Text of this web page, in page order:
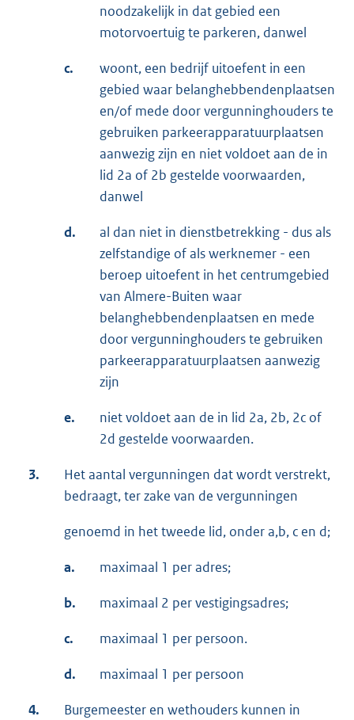
noodzakelijk in dat gebied een
motorvoertuig te parkeren, danwel
c.
woont, een bedrijf uitoefent in een
gebied waar belanghebbendenplaatsen
en/of mede door vergunninghouders te
gebruiken parkeerapparatuurplaatsen
aanwezig zijn en niet voldoet aan de in
lid 2a of 2b gestelde voorwaarden,
danwel
d.
al dan niet in dienstbetrekking - dus als
zelfstandige of als werknemer - een
beroep uitoefent in het centrumgebied
van Almere-Buiten waar
belanghebbendenplaatsen en mede
door vergunninghouders te gebruiken
parkeerapparatuurplaatsen aanwezig
zijn
e.
niet voldoet aan de in lid 2a, 2b, 2c of
2d gestelde voorwaarden.
3.
Het aantal vergunningen dat wordt verstrekt,
bedraagt, ter zake van de vergunningen
genoemd in het tweede lid, onder a,b, c en d;
a. maximaal 1 per adres;
b. maximaal 2 per vestigingsadres;
c. maximaal 1 per persoon.
d. maximaal 1 per persoon
4.
Burgemeester en wethouders kunnen in